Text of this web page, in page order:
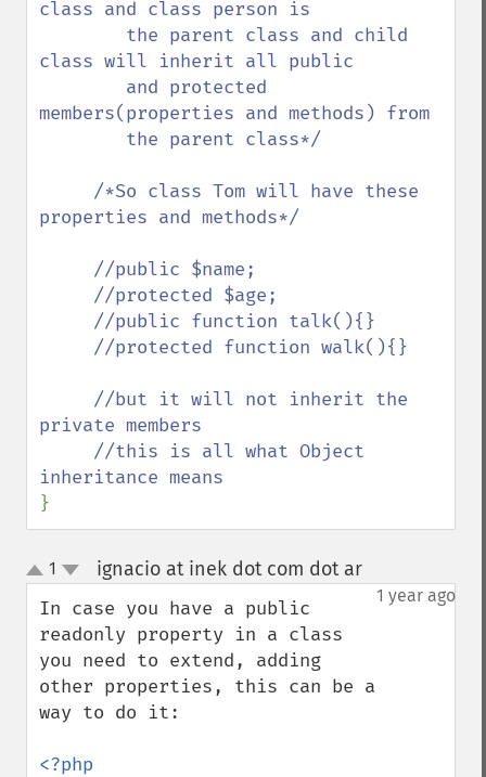
class and class person is
class will inherit all public
members(properties and methods) from
properties and methods*/
private members
}
up
down
1 ignacio at inek dot com dot ar¶
1 year ago
In case you have a public
readonly property in a class
you need to extend, adding
other properties, this can be a
way to do it:
<?php